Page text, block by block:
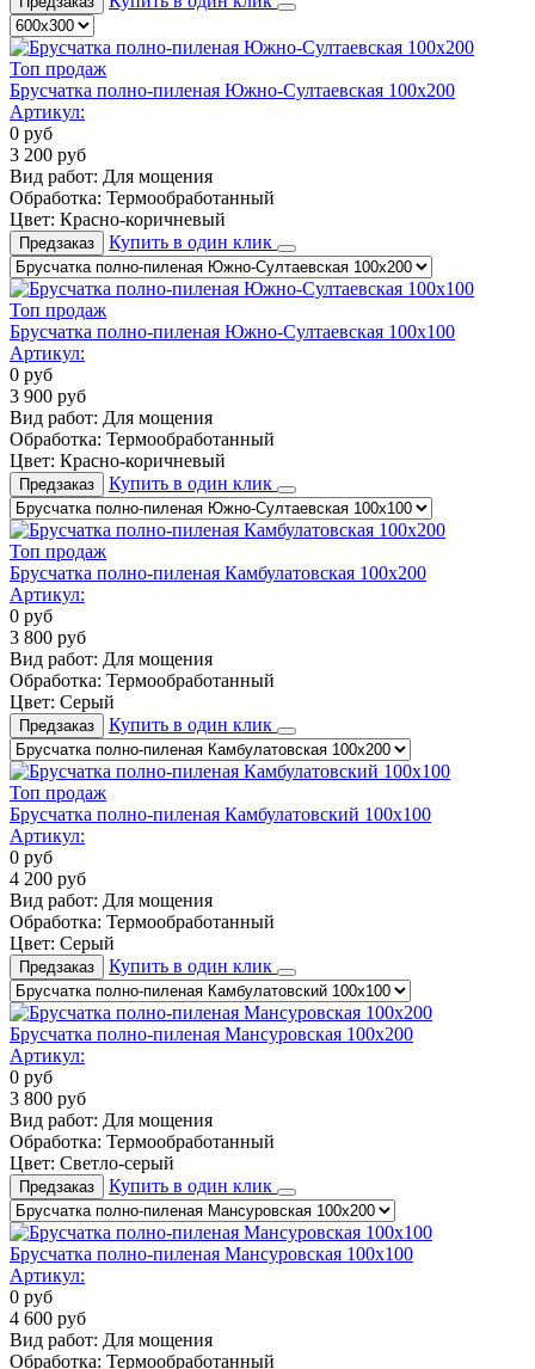
Топ продаж
Брусчатка полно-пиленая Южно-Султаевская 100х200
Артикул:
0 руб
3 200 руб
Вид работ: Для мощения
Обработка: Термообработанный
Цвет: Красно-коричневый
Предзаказ Купить в один клик
Топ продаж
Брусчатка полно-пиленая Южно-Султаевская 100х100
Артикул:
0 руб
3 900 руб
Вид работ: Для мощения
Обработка: Термообработанный
Цвет: Красно-коричневый
Предзаказ Купить в один клик
Топ продаж
Брусчатка полно-пиленая Камбулатовская 100х200
Артикул:
0 руб
3 800 руб
Вид работ: Для мощения
Обработка: Термообработанный
Цвет: Серый
Предзаказ Купить в один клик
Топ продаж
Брусчатка полно-пиленая Камбулатовский 100х100
Артикул:
0 руб
4 200 руб
Вид работ: Для мощения
Обработка: Термообработанный
Цвет: Серый
Предзаказ Купить в один клик
Брусчатка полно-пиленая Мансуровская 100х200
Артикул:
0 руб
3 800 руб
Вид работ: Для мощения
Обработка: Термообработанный
Цвет: Светло-серый
Предзаказ Купить в один клик
Брусчатка полно-пиленая Мансуровская 100х100
Артикул:
0 руб
4 600 руб
Вид работ: Для мощения
Обработка: Термообработанный